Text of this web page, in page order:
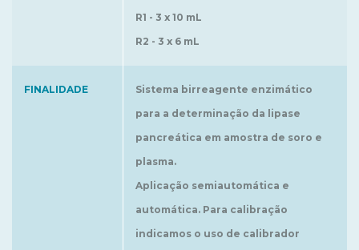
R1 - 3 x 10 mL
R2 - 3 x 6 mL
FINALIDADE
Sistema birreagente enzimático
para a determinação da lipase
pancreática em amostra de soro e
plasma.
Aplicação semiautomática e
automática. Para calibração
indicamos o uso de calibrador